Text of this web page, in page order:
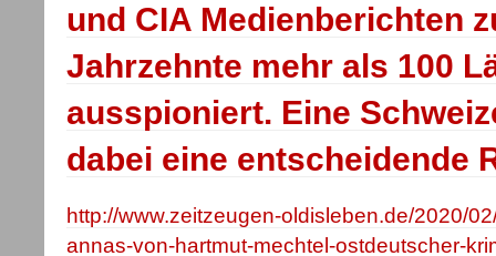
und CIA Medienberichten
Jahrzehnte mehr als 100
ausspioniert. Eine
dabei eine entscheidende
http://www.zeitzeugen-oldisleben.de/2020/
annas-von-hartmut-mechtel-ostdeutscher-